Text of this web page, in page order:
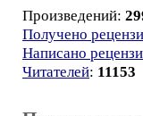
Произведений:
Получено
Написано
Читателей: 11153